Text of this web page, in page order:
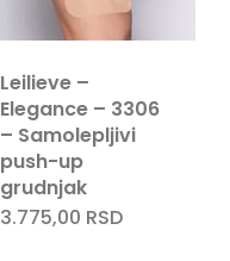
Leilieve –
Elegance – 3306
– Samolepljivi
push-up
grudnjak
3.775,00 RSD